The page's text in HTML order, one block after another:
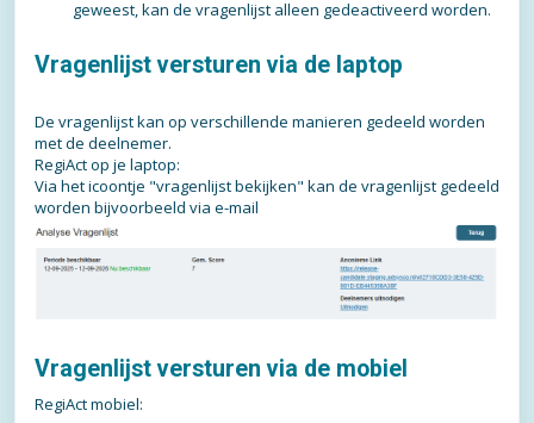
geweest, kan de vragenlijst alleen gedeactiveerd worden.
Vragenlijst versturen via de laptop
De vragenlijst kan op verschillende manieren gedeeld worden
met de deelnemer.
RegiAct op je laptop:
Via het icoontje "vragenlijst bekijken" kan de vragenlijst gedeeld
worden bijvoorbeeld via e-mail
Vragenlijst versturen via de mobiel
RegiAct mobiel: